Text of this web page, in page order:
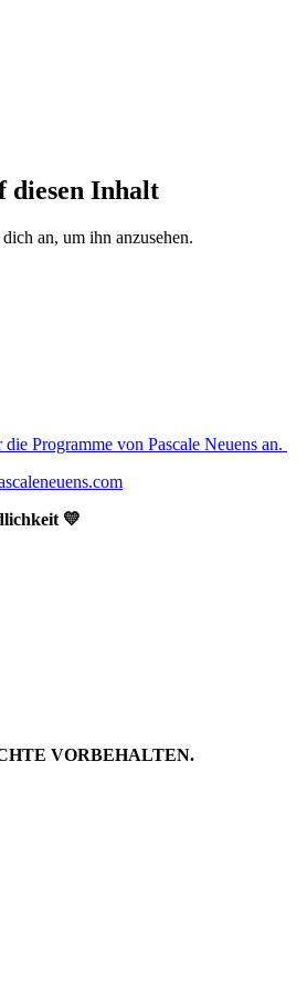
diesen Inhalt
an, um ihn anzusehen.
die Programme von Pascale Neuens an.
💛
VORBEHALTEN.